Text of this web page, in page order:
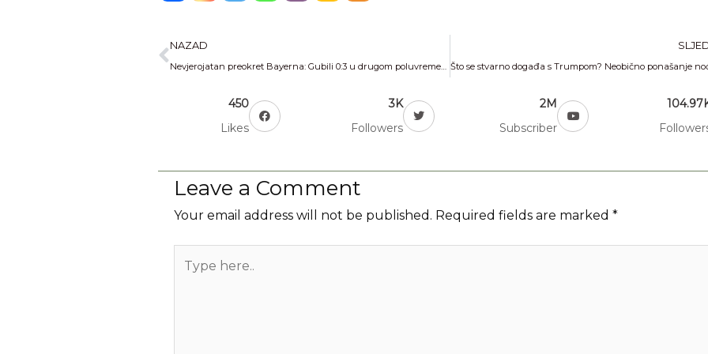
Prev
NAZAD
Nevjerojatan preokret Bayerna: Gubili 0:3 u drugom poluvremenu pa pobijedili 4:3
450
Likes
3K
Followers
2M
Subscriber
Leave a Comment
Your email address will not be published. Required fields are marked *
here..